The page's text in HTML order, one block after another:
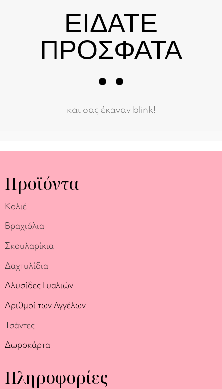
ΕΙΔΑΤΕ
ΠΡΟΣΦΑΤΑ
και σας έκαναν blink!
Προϊόντα
Κολιέ
Βραχιόλια
Σκουλαρίκια
Δαχτυλίδια
Αλυσίδες Γυαλιών
Αριθμοί των Αγγέλων
Τσάντες
Δωροκάρτα
Πληροφορίες